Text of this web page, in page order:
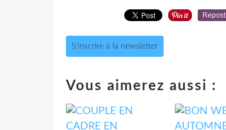
Repost
S'inscrire à la newsletter
Vous aimerez aussi :